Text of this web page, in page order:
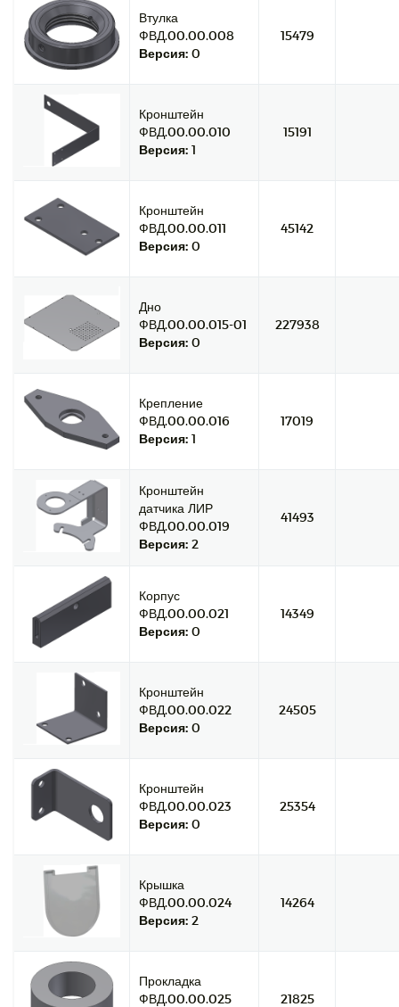
Втулка
ФВД.00.00.008
Версия: 0
15479
Кронштейн
ФВД.00.00.010
Версия: 1
15191
Кронштейн
ФВД.00.00.011
Версия: 0
45142
Дно
ФВД.00.00.015-01
Версия: 0
227938
Крепление
ФВД.00.00.016
Версия: 1
17019
Кронштейн
датчика ЛИР
ФВД.00.00.019
Версия: 2
41493
Корпус
ФВД.00.00.021
Версия: 0
14349
Кронштейн
ФВД.00.00.022
Версия: 0
24505
Кронштейн
ФВД.00.00.023
Версия: 0
25354
Крышка
ФВД.00.00.024
Версия: 2
14264
Прокладка
ФВД.00.00.025
21825